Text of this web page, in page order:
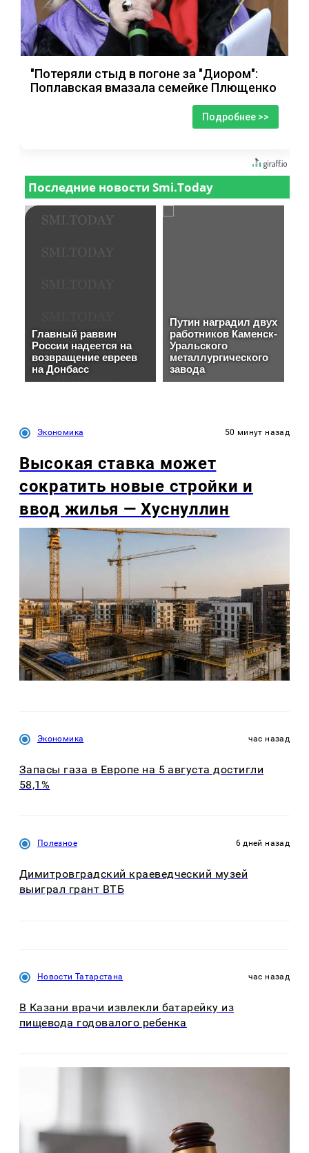
"Потеряли стыд в погоне за "Диором":
Поплавская вмазала семейке Плющенко
Подробнее >>
Экономика 50 минут назад
Высокая ставка может
сократить новые стройки и
ввод жилья — Хуснуллин
Экономика час назад
Запасы газа в Европе на 5 августа достигли
58,1%
Полезное 6 дней назад
Димитровградский краеведческий музей
выиграл грант ВТБ
Новости Татарстана час назад
В Казани врачи извлекли батарейку из
пищевода годовалого ребенка